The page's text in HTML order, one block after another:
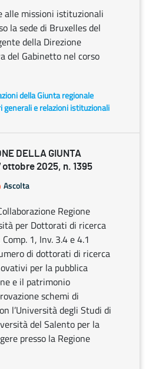
alle missioni istituzionali
la sede di Bruxelles del
della Direzione
del Gabinetto nel corso
della Giunta regionale
generali e relazioni istituzionali
DELLA GIUNTA
ottobre 2025, n. 1395
Ascolta
Regione
per Dottorati di ricerca
1, Inv. 3.4 e 4.1
di dottorati di ricerca
per la pubblica
e il patrimonio
schemi di
l’Università degli Studi di
del Salento per la
presso la Regione